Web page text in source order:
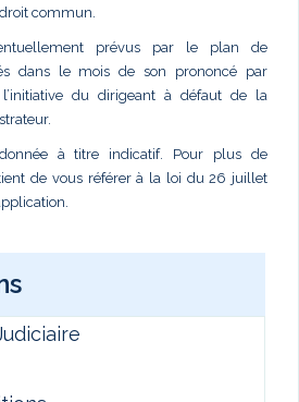
commun.
prévus par le plan de
dans le mois de son prononcé par
l’initiative du dirigeant à défaut de la
à titre indicatif. Pour plus de
de vous référer à la loi du 26 juillet